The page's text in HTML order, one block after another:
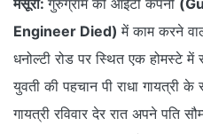
मसूरी: गुरुग्राम की आईटी कंपनी
Engineer Died)में काम करने
धनोल्टी रोड पर स्थित एक होमस्टे
युवती की पहचान पी राधा गायत्री
गायत्री रविवार देर रात अपने पति